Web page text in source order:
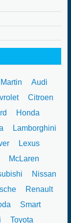
Audi
Citroen
Honda
Lamborghini
Lexus
McLaren
Nissan
Renault
Smart
Toyota